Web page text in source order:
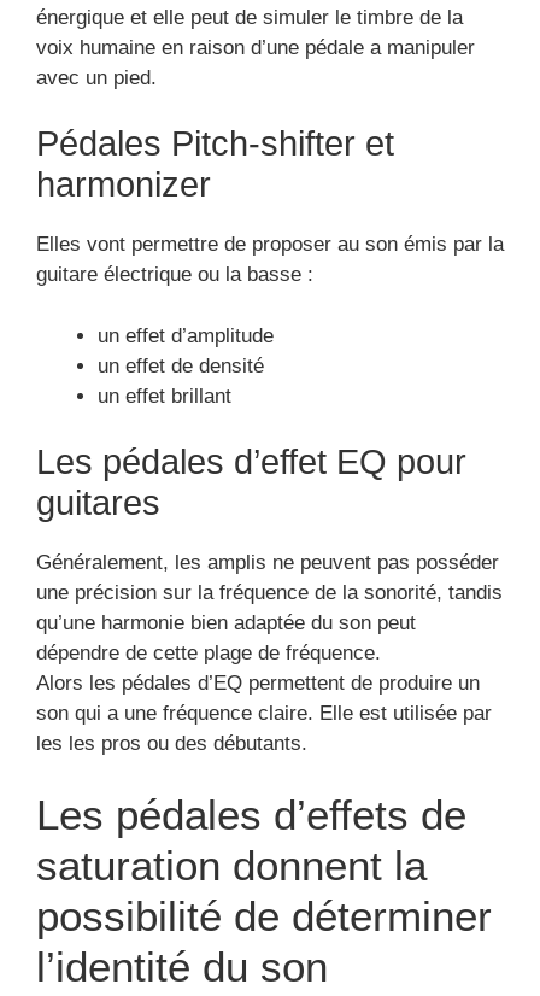
énergique et elle peut de simuler le timbre de la
voix humaine en raison d’une pédale a manipuler
avec un pied.
Pédales Pitch-shifter et
harmonizer
Elles vont permettre de proposer au son émis par la
guitare électrique ou la basse :
un effet d’amplitude
un effet de densité
un effet brillant
Les pédales d’effet EQ pour
guitares
Généralement, les amplis ne peuvent pas posséder
une précision sur la fréquence de la sonorité, tandis
qu’une harmonie bien adaptée du son peut
dépendre de cette plage de fréquence.
Alors les pédales d’EQ permettent de produire un
son qui a une fréquence claire. Elle est utilisée par
les les pros ou des débutants.
Les pédales d’effets de
saturation donnent la
possibilité de déterminer
l’identité du son